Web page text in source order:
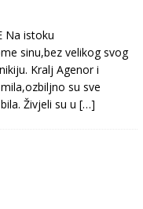
Na istoku
sinu,bez velikog svog
Kralj Agenor i
su sve
Živjeli su u […]